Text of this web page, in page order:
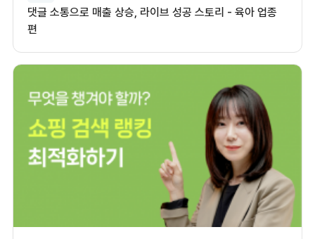
댓글 소통으로 매출 상승, 라이브 성공 스토리 - 육아 업종
편